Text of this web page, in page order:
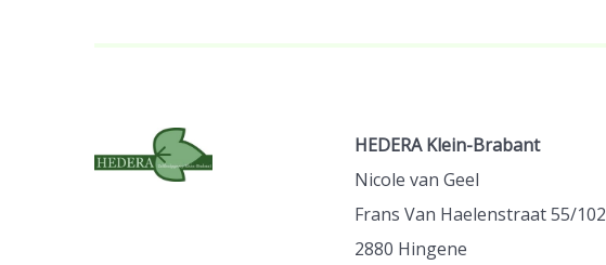
HEDERA Klein-Brabant
Nicole van Geel
Frans Van Haelenstraat 55/102
2880 Hingene